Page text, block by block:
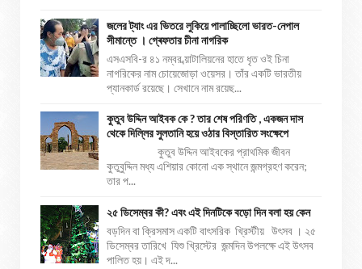
জলের ট্যাং এর ভিতরে লুকিয়ে পালাচ্ছিলো ভারত-নেপাল
সীমান্তে । গ্ৰেফতার চীনা নাগরিক
এসএসবি-র ৪১ নম্বর ব্য়াটালিয়নের হাতে ধৃত ওই চিনা
নাগরিকের নাম চোয়েজোড়া ওয়েসর। তাঁর একটি ভারতীয়
প্যানকার্ড রয়েছে। সেখানে নাম রয়েছ...
কুতুব উদ্দিন আইবক কে ? তার শেষ পরিণতি , একজন দাস
থেকে দিল্লির সুলতানি হয়ে ওঠার বিস্তারিত সংক্ষেপে
কুতুব উদ্দিন আইবকের প্রাথমিক জীবন
কুতুবুদ্দিন মধ্য এশিয়ার কোনো এক স্থানে জন্মগ্রহণ করেন;
তার প...
২৫ ডিসেম্বর কী? এবং এই দিনটিকে বড়ো দিন বলা হয় কেন
বড়দিন বা ক্রিসমাস একটি বাৎসরিক খ্রিস্টীয় উৎসব । ২৫
ডিসেম্বর তারিখে যিশু খ্রিস্টের জন্মদিন উপলক্ষে এই উৎসব
পালিত হয়। এই দ...